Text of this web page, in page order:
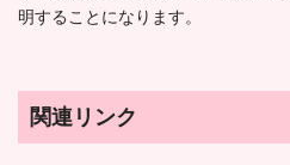
明することになります。
関連リンク